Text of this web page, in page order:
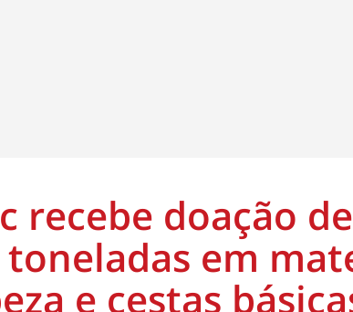
recebe doação
toneladas em
e cestas